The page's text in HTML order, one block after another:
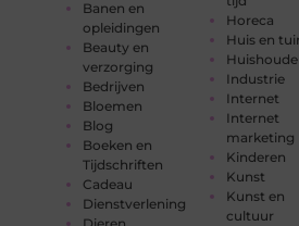
Banen en
opleidingen
Beauty en
verzorging
Bedrijven
Bloemen
Blog
Boeken en
Tijdschriften
Cadeau
Dienstverlening
Horeca
Huis en
Industrie
Internet
Internet
marketing
Kinderen
Kunst
Kunst en
cultuur